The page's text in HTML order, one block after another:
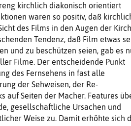
kirchlich diakonisch orientiert
waren so positiv, daß
des Films in den Augen der
Tendenz, daß Film etwas
und zu be­schützen seien, gab es
Filme. Der entscheidende Punkt
des Fernsehens in fast alle
der Sehweisen, der Re­
auf Seiten der Macher. Fea­tures
gesellschaftli­che Ursachen und
Weise zu. Damit erhöhte sich